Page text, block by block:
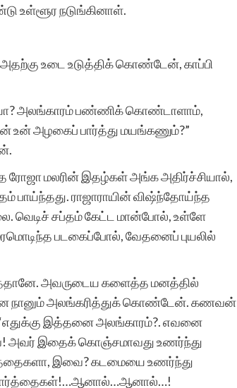
உள்ளூர நடுங்கினாள்.
உடை உடுத்திக் கொண்டேன், காப்பி
அலங்காரம் பண்ணிக் கொண்டாளாம்,
உன் அழகைப் பார்த்து மயங்கணும்?”
ரோஜா மலரின் இதழ்கள் அங்க அதிர்ச்சியால்,
பாய்ந்தது. ராஜாராயின் விஷ்ந்தோய்ந்த
வெடிச் சப்தம் கேட்ட மான்போல், உள்ளே
படகைப்போல், வேதனைப் புயலில்
அவருடைய களைத்த மனத்தில்
நானும் அலங்கரித்துக் கொண்டேன். கணவன்
இத்தனை அலங்காரம்?. எவனை
அவர் இதைக் கொஞ்சமாவது உணர்ந்து
இவை? கடமையை உணர்ந்து
பணியினை மனதார
நிறைந்து
சிறுகதையை
மிக்க நன்றிகள். அமுதசுரபி
–
கேள்விப்பட்டிருக்கின்றேன்.
சிறுகதைகள்
இணையத்தளம்…அப்பப்பா!
அள்ள அள்ள குறையாத –
குறைவில்லாத –